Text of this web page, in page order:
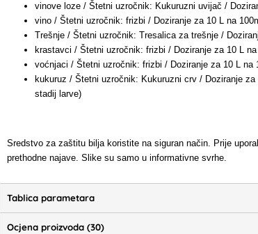
vinove loze / Štetni uzročnik: Kukuruzni uvijač /
vino / Štetni uzročnik: frizbi / Doziranje za 10 L na
Trešnje / Štetni uzročnik: Tresalica za trešnje /
krastavci / Štetni uzročnik: frizbi / Doziranje za 10 L
voćnjaci / Štetni uzročnik: frizbi / Doziranje za 10 L
kukuruz / Štetni uzročnik: Kukuruzni crv / Doziranje
stadij larve)
Sredstvo za zaštitu bilja koristite na siguran način. Prije
prethodne najave. Slike su samo u informativne svrhe.
Tablica parametara
Ocjena proizvoda (30)